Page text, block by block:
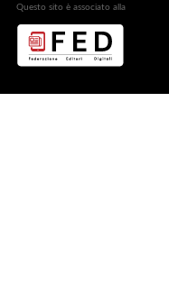
Questo sito è associato alla